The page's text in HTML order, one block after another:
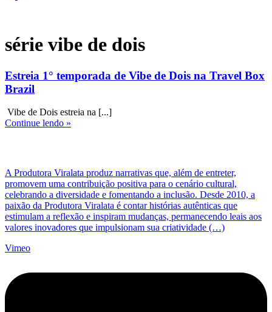
série vibe de dois
Estreia 1° temporada de Vibe de Dois na Travel Box
Brazil
Vibe de Dois estreia na [...]
Continue lendo »
A Produtora Viralata produz narrativas que, além de entreter,
promovem uma contribuição positiva para o cenário cultural,
celebrando a diversidade e fomentando a inclusão. Desde 2010, a
paixão da Produtora Viralata é contar histórias autênticas que
estimulam a reflexão e inspiram mudanças, permanecendo leais aos
valores inovadores que impulsionam sua criatividade (…)
Vimeo